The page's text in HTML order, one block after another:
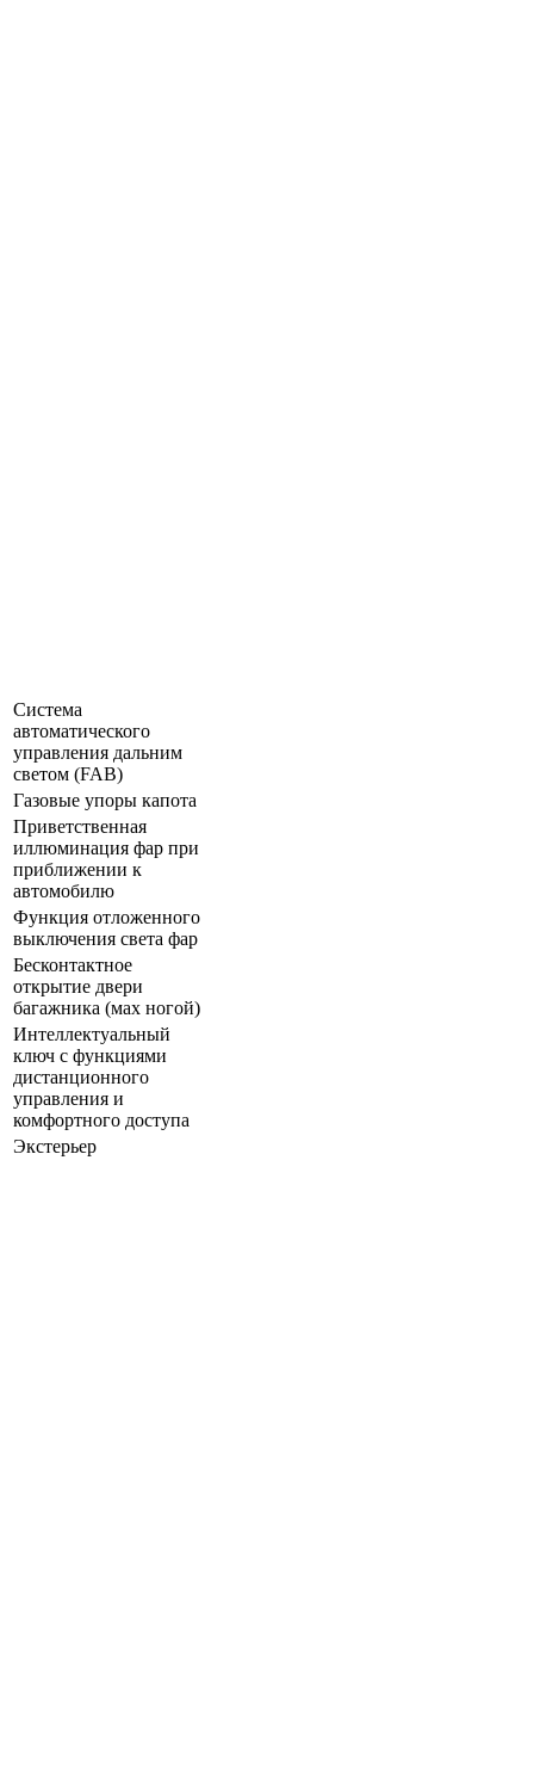
Система
автоматического
управления дальним
светом (FAB)
Газовые упоры капота
Приветственная
иллюминация фар при
приближении к
автомобилю
Функция отложенного
выключения света фар
Бесконтактное
открытие двери
багажника (мах ногой)
Интеллектуальный
ключ с функциями
дистанционного
управления и
комфортного доступа
Экстерьер